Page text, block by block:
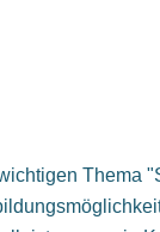
Thema